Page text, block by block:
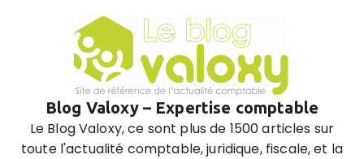
Blog Valoxy – Expertise comptable
Le Blog Valoxy, ce sont plus de 1500 articles sur
toute l'actualité comptable, juridique, fiscale, et la